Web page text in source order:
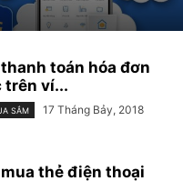
toán hóa đơn
trên ví...
SẮM 17 Tháng Bảy, 2018
thẻ điện thoại